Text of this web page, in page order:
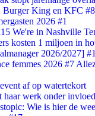
Burger King en KFC
2026 #1
We're in Nashville
kosten 1 miljoen in
2026/2027]
femmes 2026 #7
af op watertekort
haar werk onder
Wie is hier de